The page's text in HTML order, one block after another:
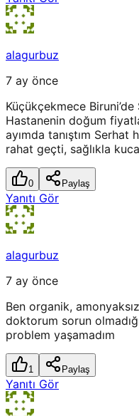
alagurbuz
7 ay önce
Küçükçekmece
Hastanenin doğum
ayımda tanıştım
rahat geçti, sağlıkla
0 Paylaş
Yanıtı Gör
alagurbuz
7 ay önce
Ben organik,
doktorum sorun
problem yaşamadım
1 Paylaş
Yanıtı Gör